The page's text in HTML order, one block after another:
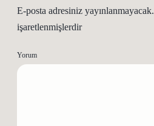
E-posta adresiniz yayınlanmayacak.
işaretlenmişlerdir
Yorum